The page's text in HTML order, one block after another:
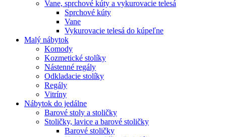
Vane, sprchové kúty a vykurovacie telesá
Sprchové kúty
Vane
Vykurovacie telesá do kúpeľne
Malý nábytok
Komody
Kozmetické stolíky
Nástenné regály
Odkladacie stolíky
Regály
Vitríny
Nábytok do jedálne
Barové stoly a stoličky
Stoličky, lavice a barové stoličky
Barové stoličky